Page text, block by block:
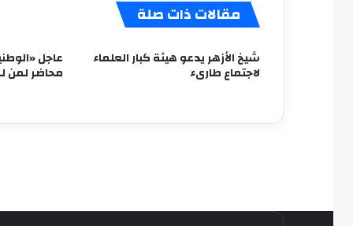
مقالات ذات صلة
شيخ الأزهر يدعو هيئة كبار العلماء
لاجتماع طارىء
عاجل
محاضر لمن